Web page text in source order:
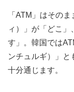
「ATM」はその
ィ）」が「どこ」
す」。韓国では
ンチュルギ）」と
十分通じます。